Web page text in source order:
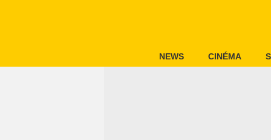
NEWS CINÉMA